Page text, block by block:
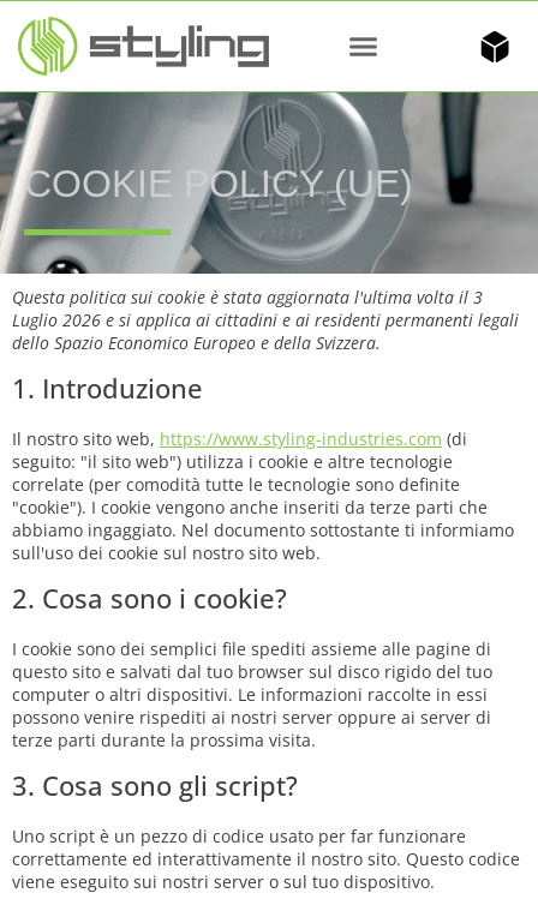
COOKIE POLICY (UE)
Questa politica sui cookie è stata aggiornata l'ultima volta il 3
Luglio 2026 e si applica ai cittadini e ai residenti permanenti legali
dello Spazio Economico Europeo e della Svizzera.
1. Introduzione
Il nostro sito web, https://www.styling-industries.com (di
seguito: "il sito web") utilizza i cookie e altre tecnologie
correlate (per comodità tutte le tecnologie sono definite
"cookie"). I cookie vengono anche inseriti da terze parti che
abbiamo ingaggiato. Nel documento sottostante ti informiamo
sull'uso dei cookie sul nostro sito web.
2. Cosa sono i cookie?
I cookie sono dei semplici file spediti assieme alle pagine di
questo sito e salvati dal tuo browser sul disco rigido del tuo
computer o altri dispositivi. Le informazioni raccolte in essi
possono venire rispediti ai nostri server oppure ai server di
terze parti durante la prossima visita.
3. Cosa sono gli script?
Uno script è un pezzo di codice usato per far funzionare
correttamente ed interattivamente il nostro sito. Questo codice
viene eseguito sui nostri server o sul tuo dispositivo.